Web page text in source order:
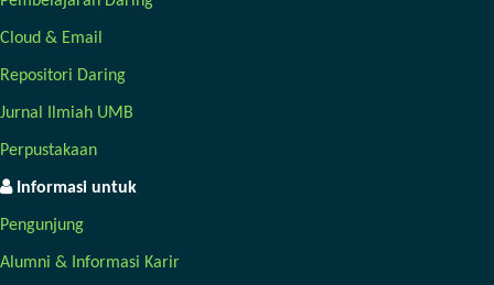
Cloud & Email
Repositori Daring
Jurnal Ilmiah UMB
Perpustakaan
Informasi untuk
Pengunjung
Alumni & Informasi Karir